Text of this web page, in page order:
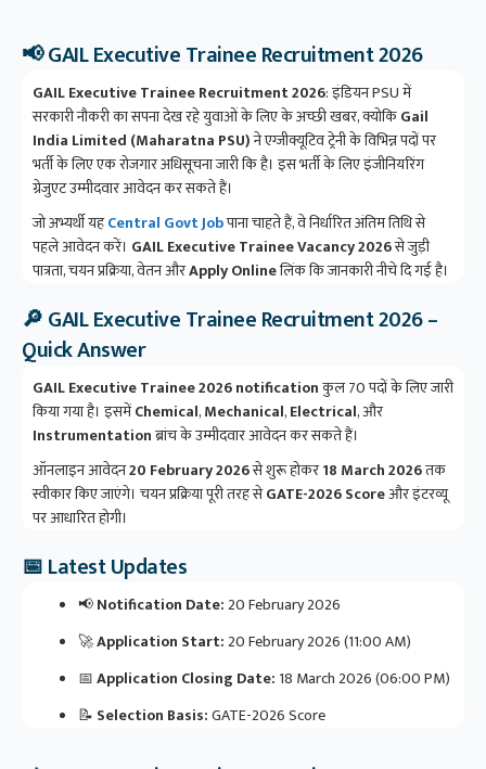
📢 GAIL Executive Trainee Recruitment 2026
GAIL Executive Trainee Recruitment 2026: इंडियन PSU में
सरकारी नौकरी का सपना देख रहे युवाओं के लिए के अच्छी खबर, क्योकिGail
India Limited (Maharatna PSU)ने एग्जीक्यूटिव ट्रेनी के विभिन्न पदों पर
भर्ती के लिए एक रोजगार अधिसूचना जारी कि है। इस भर्ती के लिए इंजीनियरिंग
ग्रेजुएट उम्मीदवार आवेदन कर सकते हैं।
जो अभ्यर्थी यहCentral Govt Jobपाना चाहते हैं, वे निर्धारित अंतिम तिथि से
पहले आवेदन करें। GAIL Executive Trainee Vacancy 2026से जुड़ी
पात्रता, चयन प्रक्रिया, वेतन औरApply Onlineलिंक कि जानकारी नीचे दि गई है।
🔎 GAIL Executive Trainee Recruitment 2026 –
Quick Answer
GAIL Executive Trainee 2026 notificationकुल 70 पदों के लिए जारी
किया गया है। इसमेंChemical,Mechanical,Electrical, और
Instrumentationब्रांच के उम्मीदवार आवेदन कर सकते हैं।
ऑनलाइन आवेदन20 February 2026से शुरू होकर18 March 2026तक
स्वीकार किए जाएंगे। चयन प्रक्रिया पूरी तरह सेGATE-2026 Scoreऔर इंटरव्यू
पर आधारित होगी।
📅 Latest Updates
📢Notification Date:20 February 2026
🚀Application Start:20 February 2026 (11:00 AM)
📅Application Closing Date: 18 March 2026 (06:00 PM)
📝 Selection Basis:GATE-2026 Score